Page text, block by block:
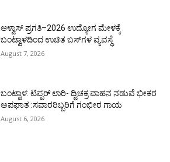
ಆಳ್ವಾಸ್ ಪ್ರಗತಿ–2026 ಉದ್ಯೋಗ ಮೇಳಕ್ಕೆ
ಬಂಟ್ವಾಳದಿಂದ ಉಚಿತ ಬಸ್‌ಗಳ ವ್ಯವಸ್ಥೆ
August 7, 2026
ಬಂಟ್ವಾಳ: ಟಿಪ್ಪರ್ ಲಾರಿ- ದ್ವಿಚಕ್ರ ವಾಹನ ನಡುವೆ ಭೀಕರ
ಅಪಘಾತ :ಸವಾರರಿಬ್ಬರಿಗೆ ಗಂಭೀರ ಗಾಯ
August 6, 2026